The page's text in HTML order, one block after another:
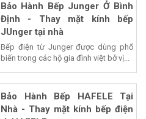
Bảo Hành Bếp Junger Ở Bình
Định - Thay mặt kính bếp
JUnger tại nhà
Bếp điện từ Junger được dùng phổ
biến trong các hộ gia đình việt bở vị...
Bảo Hành Bếp HAFELE Tại
Nhà - Thay mặt kính bếp điện